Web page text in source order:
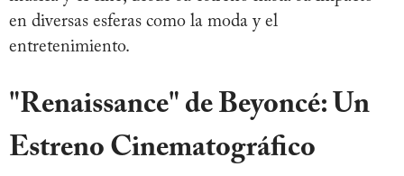
en diversas esferas como la moda y el
entretenimiento.
"Renaissance" de Beyoncé: Un
Estreno Cinematográfico